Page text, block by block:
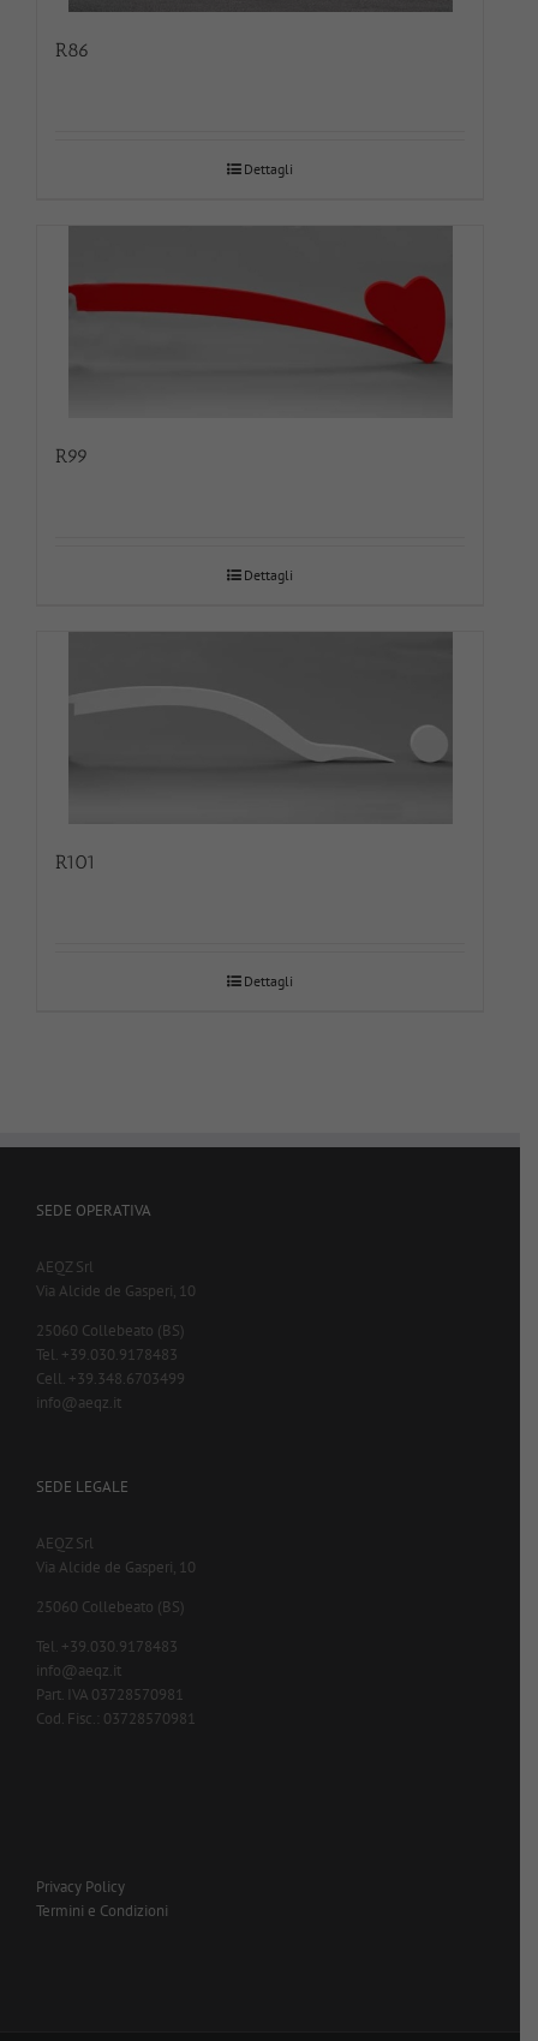
R86
Dettagli
R99
Dettagli
R101
Dettagli
SEDE OPERATIVA
AEQZ Srl
Via Alcide de Gasperi, 10
25060 Collebeato (BS)
Tel. +39.030.9178483
Cell. +39.348.6703499
info@aeqz.it
SEDE LEGALE
AEQZ Srl
Via Alcide de Gasperi, 10
25060 Collebeato (BS)
Tel. +39.030.9178483
info@aeqz.it
Part. IVA 03728570981
Cod. Fisc.: 03728570981
Privacy Policy
Termini e Condizioni